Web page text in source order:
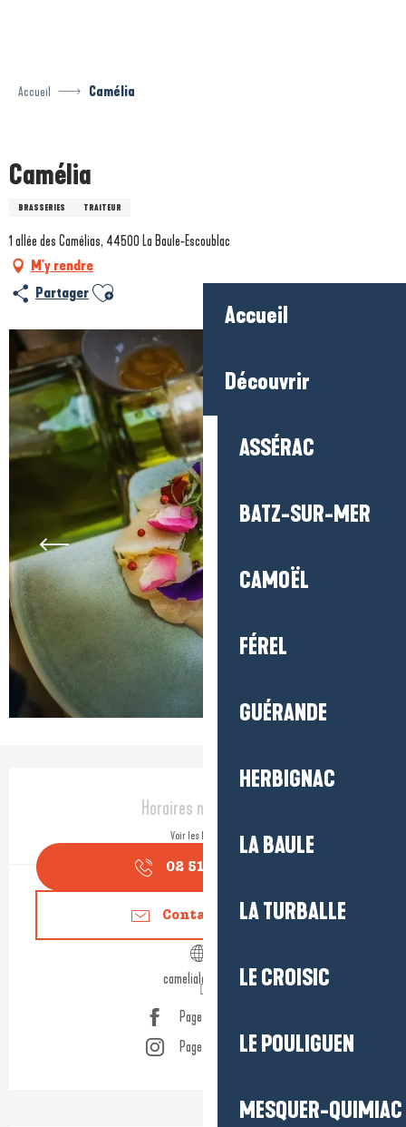
Accueil
Découvrir
ASSÉRAC
BATZ-SUR-MER
CAMOËL
FÉREL
GUÉRANDE
HERBIGNAC
LA BAULE
LA TURBALLE
LE CROISIC
LE POULIGUEN
MESQUER-QUIMIAC
Accueil Camélia
Camélia
BRASSERIES TRAITEUR
1 allée des Camélias, 44500 La Baule-Escoublac
M'y rendre
Partager Ajouter aux favoris
Ouverture et coordonnées
Horaires non définis
Voir les horaires
02 51 16 26
Contactez-nous
camelialabaule.fr
Page Facebook
Page Instagram